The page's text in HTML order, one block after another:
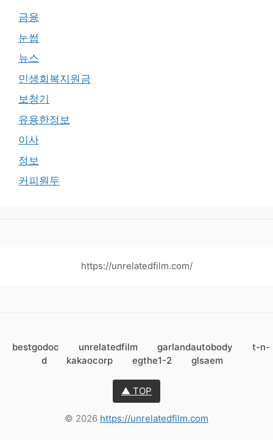
금융
눈썹
뉴스
민생회복지원금
보청기
유용한정보
이사
정보
커피원두
https://unrelatedfilm.com/
bestgodoc unrelatedfilm garlandautobody
t-n-
d
kakaocorp egthe1-2 glsaem
▲ TOP
© 2026 https://unrelatedfilm.com